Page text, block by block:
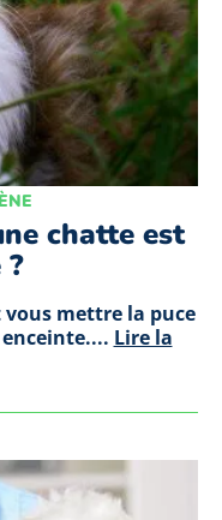
chatte est
mettre la puce
Lire la